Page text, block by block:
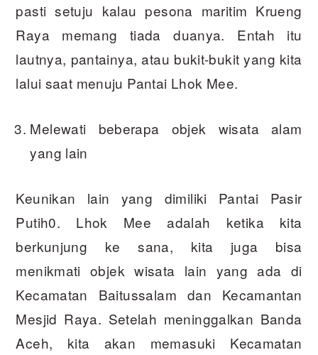
pasti setuju kalau pesona maritim Krueng
Raya memang tiada duanya. Entah itu
lautnya, pantainya, atau bukit-bukit yang kita
lalui saat menuju Pantai Lhok Mee.
Melewati beberapa objek wisata alam
yang lain
Keunikan lain yang dimiliki Pantai Pasir
Putih0. Lhok Mee adalah ketika kita
berkunjung ke sana, kita juga bisa
menikmati objek wisata lain yang ada di
Kecamatan Baitussalam dan Kecamantan
Mesjid Raya. Setelah meninggalkan Banda
Aceh, kita akan memasuki Kecamatan